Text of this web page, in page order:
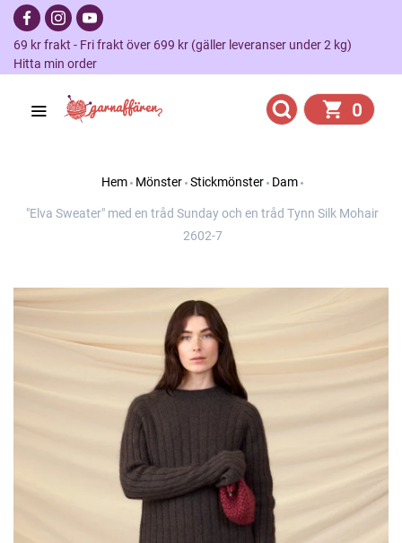
69 kr frakt - Fri frakt över 699 kr (gäller leveranser under 2 kg)
Hitta min order
0
Hem Mönster Stickmönster Dam
"Elva Sweater" med en tråd Sunday och en tråd Tynn Silk Mohair
2602-7